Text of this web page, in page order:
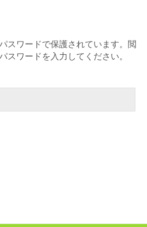
スワードで保護されています。閲
スワードを入力してください。